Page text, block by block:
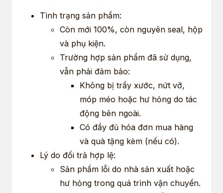
Tình trạng sản phẩm:
Còn mới 100%, còn nguyên seal, hộp
và phụ kiện.
Trường hợp sản phẩm đã sử dụng,
vẫn phải đảm bảo:
Không bị trầy xước, nứt vỡ,
móp méo hoặc hư hỏng do tác
động bên ngoài.
Có đầy đủ hóa đơn mua hàng
và quà tặng kèm (nếu có).
Lý do đổi trả hợp lệ:
Sản phẩm lỗi do nhà sản xuất hoặc
hư hỏng trong quá trình vận chuyển.